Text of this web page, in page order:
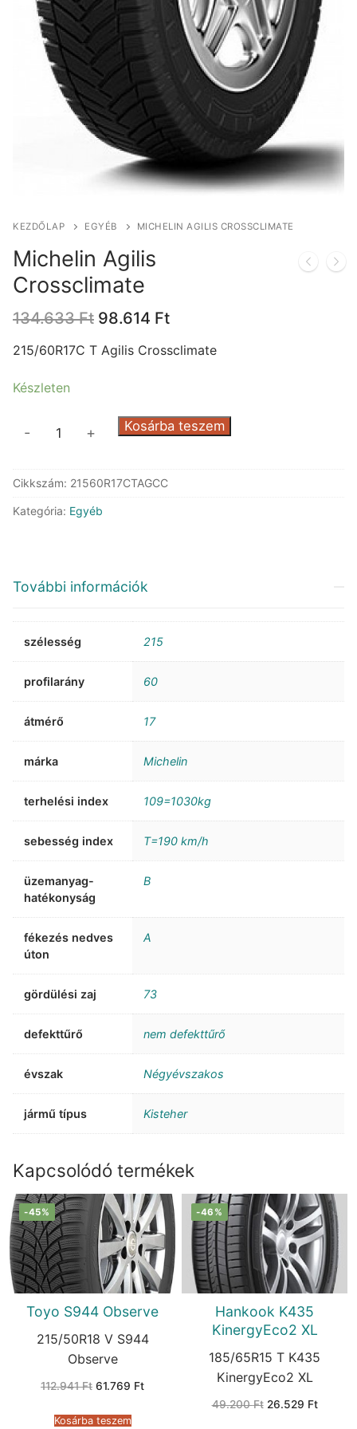
KEZDŐLAP EGYÉB MICHELIN AGILIS CROSSCLIMATE
Michelin Agilis
Crossclimate
134.633Ft Original
was:
98.614 FtCurrent
is:
215/60R17C T Agilis Crossclimate
Készleten
Michelin
mennyiség
- + Kosárba teszem
Cikkszám: 21560R17CTAGCC
Kategória: Egyéb
További információk
szélesség 215
profilarány 60
átmérő 17
márka Michelin
terhelési index 109=1030kg
sebesség index T=190 km/h
üzemanyag-
hatékonyság
B
fékezés nedves
úton
A
gördülési zaj 73
defekttűrő nem defekttűrő
évszak Négyévszakos
jármű típus Kisteher
Kapcsolódó termékek
-45%
Toyo S944 Observe
215/50R18 V S944
Observe
112.941Ft Original
112.941 Ft.
61.769 FtCurrent
Kosárba teszem
-46%
Hankook K435
KinergyEco2 XL
185/65R15 T K435
KinergyEco2 XL
49.200Ft Original
26.529 FtCurrent